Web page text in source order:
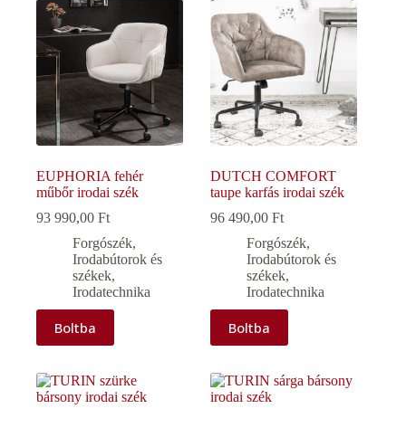
EUPHORIA fehér
műbőr irodai szék
93 990,00 Ft
Forgószék,
Irodabútorok és
székek,
Irodatechnika
Boltba
DUTCH COMFORT
taupe karfás irodai szék
96 490,00Ft
Forgószék,
Irodabútorok és
székek,
Irodatechnika
Boltba